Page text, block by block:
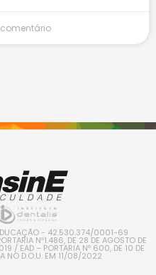
EDUCAÇÃO - 42.530.374/0001-69
Nº1.486, DE 28 DE AGOSTO DE
/ EAD – PORTARIA Nº 600, DE 10 DE
NO D.O.U. EM 11/08/2022